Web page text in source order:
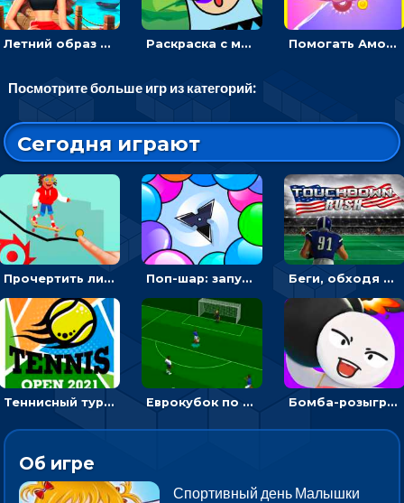
Летний образ для подруг: переодевать девочек для прогулки Раскраска с матрешками для девочек Помогать Амонг Ас бежать из комнаты через преграды - приключения
Посмотрите больше игр из категорий:
Сегодня играют
Прочертить линию, чтобы проехать на скейте, через преграды к финишу - для мальчиков Поп-шар: запускать колючку, чтобы лопать воздушные шарики Беги, обходя соперников и собирай бонусы - американский футбол
Теннисный турнир: подавать или отбивать шарик ракеткой Еврокубок по футболу 2021 в 3D: пасуй мяч и бей по воротам соперника Бомба-розыгрыш: передавай и беги – 3D гиперказуалка
Об игре
Спортивный день Малышки